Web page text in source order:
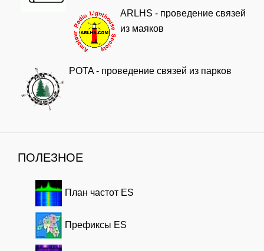
ARLHS - проведение связей
из маяков
POTA - проведение связей из парков
ПОЛЕЗНОЕ
План частот ES
Префиксы ES